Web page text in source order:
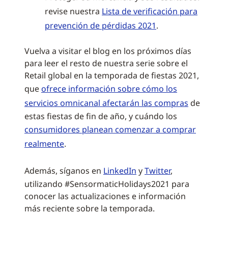
revise nuestra Lista de verificación para
prevención de pérdidas 2021.
Vuelva a visitar el blog en los próximos días
para leer el resto de nuestra serie sobre el
Retail global en la temporada de fiestas 2021,
queofrece información sobre cómo los
servicios omnicanal afectarán las compras de
estas fiestas de fin de año, y cuándo los
consumidores planean comenzar a comprar
realmente.
Además, síganos en LinkedIn yTwitter,
utilizando #SensormaticHolidays2021 para
conocer las actualizaciones e información
más reciente sobre la temporada.